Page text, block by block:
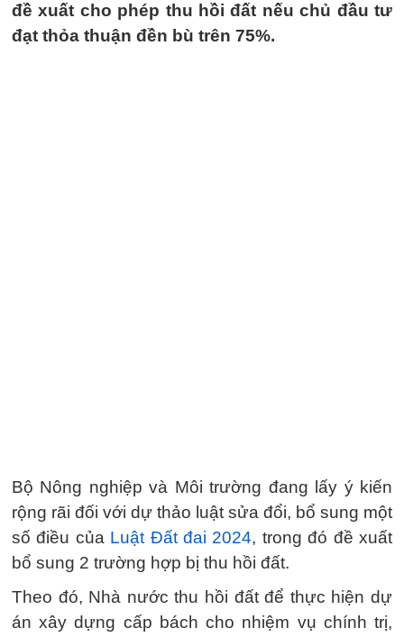
đề xuất cho phép thu hồi đất nếu chủ đầu tư
đạt thỏa thuận đền bù trên 75%.
Bộ Nông nghiệp và Môi trường đang lấy ý kiến
rộng rãi đối với dự thảo luật sửa đổi, bổ sung một
số điều của Luật Đất đai 2024, trong đó đề xuất
bổ sung 2 trường hợp bị thu hồi đất.
Theo đó, Nhà nước thu hồi đất để thực hiện dự
án xây dựng cấp bách cho nhiệm vụ chính trị,